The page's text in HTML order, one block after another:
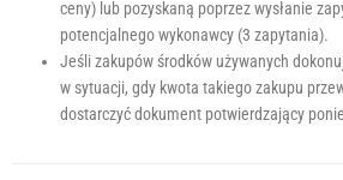
ceny) lub pozyskaną poprzez wysłanie
potencjalnego wykonawcy (3 zapytania).
Jeśli zakupów środków używanych
w sytuacji, gdy kwota takiego zakupu
dostarczyć dokument potwierdzający